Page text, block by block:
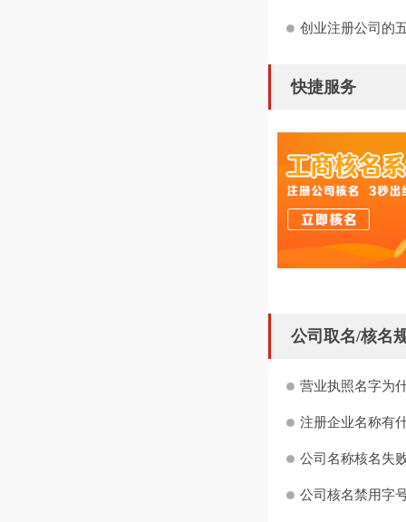
创业注册公司的
快捷服务
公司取名/核名
营业执照名字为
注册企业名称有
公司名称核名失
公司核名禁用字